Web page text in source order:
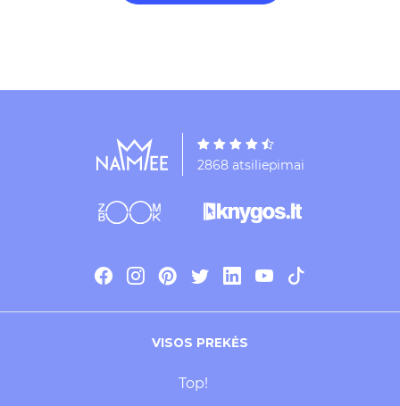
2868 atsiliepimai
VISOS PREKĖS
Top!